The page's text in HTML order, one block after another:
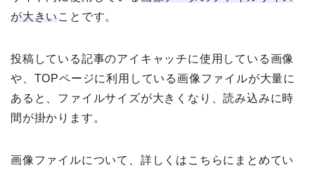
が大きいことです。
投稿している記事のアイキャッチに使用している画像
や、TOPページに利用している画像ファイルが大量に
あると、ファイルサイズが大きくなり、読み込みに時
間が掛かります。
画像ファイルについて、詳しくはこちらにまとめてい